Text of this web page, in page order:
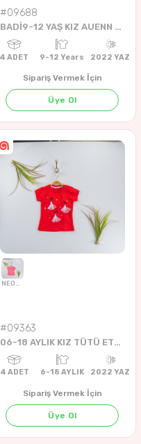
KARIŞIK
#09688
BADİ9-12 YAŞ KIZ AUENN OF THE WORKS BADİ
Sipariş Vermek İçin
Üye Ol
#09363
06-18 AYLIK KIZ TÜTÜ ETEKLİ BADİ
Sipariş Vermek İçin
Üye Ol